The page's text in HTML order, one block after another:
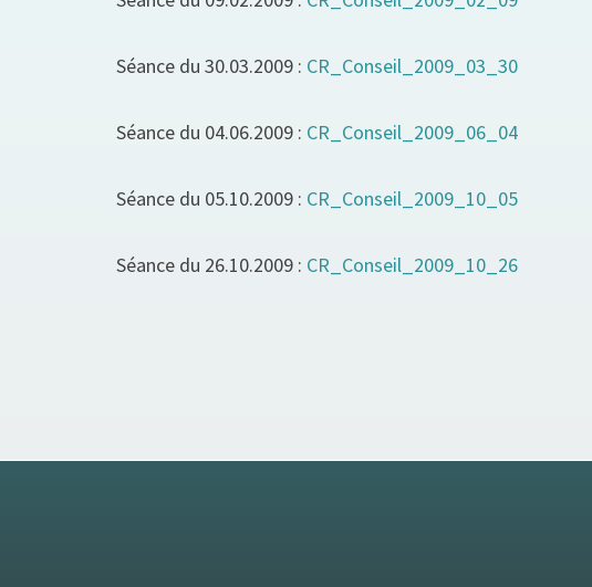
Séance du 30.03.2009 : CR_Conseil_2009_03_30
Séance du 04.06.2009 : CR_Conseil_2009_06_04
Séance du 05.10.2009 : CR_Conseil_2009_10_05
Séance du 26.10.2009 : CR_Conseil_2009_10_26